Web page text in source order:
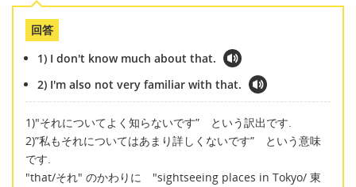
回答
1) I don't know much about that.
2) I'm also not very familiar with that.
1)"それについてよく知らないです” という訳出です.
2)”私もそれについてはあまり詳しくないです” という意味
です.
"that/それ" のかわりに "sightseeing places in Tokyo/ 東